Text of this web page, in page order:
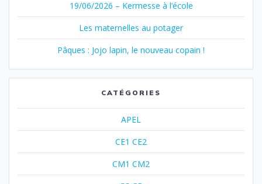
19/06/2026 – Kermesse à l’école
Les maternelles au potager
Pâques : Jojo lapin, le nouveau copain !
CATÉGORIES
APEL
CE1 CE2
CM1 CM2